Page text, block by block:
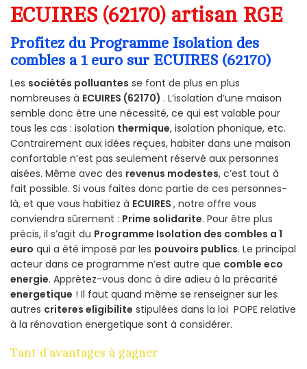
ECUIRES (62170) artisan RGE
Profitez du Programme Isolation des
combles a 1 euro sur ECUIRES (62170)
Les sociétés polluantes se font de plus en plus
nombreuses à ECUIRES (62170) . L’isolation d’une maison
semble donc être une nécessité, ce qui est valable pour
tous les cas : isolation thermique, isolation phonique, etc.
Contrairement aux idées reçues, habiter dans une maison
confortable n’est pas seulement réservé aux personnes
aisées. Même avec des revenus modestes, c’est tout à
fait possible. Si vous faites donc partie de ces personnes-
là, et que vous habitiez à ECUIRES , notre offre vous
conviendra sûrement : Prime solidarite. Pour être plus
précis, il s’agit du Programme Isolation des combles a 1
euro qui a été imposé par les pouvoirs publics. Le principal
acteur dans ce programme n’est autre que comble eco
energie. Apprêtez-vous donc à dire adieu à la précarité
energetique ! Il faut quand même se renseigner sur les
autres criteres eligibilite stipulées dans la loi POPE relative
à la rénovation energetique sont à considérer.
Tant d’avantages à gagner